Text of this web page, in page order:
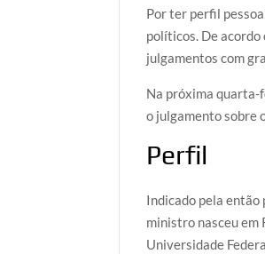
Por ter perfil
políticos. De acordo
julgamentos com
Na próxima quarta-
o julgamento sobre
Perfil
Indicado pela então
ministro nasceu em
Universidade